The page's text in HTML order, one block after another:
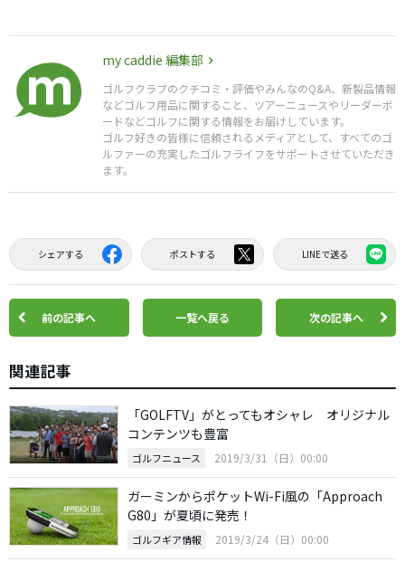
my caddie 編集部
ゴルフクラブのクチコミ・評価やみんなのQ&A、新製品情報
などゴルフ用品に関すること、ツアーニュースやリーダーボ
ードなどゴルフに関する情報をお届けしています。
ゴルフ好きの皆様に信頼されるメディアとして、すべてのゴ
ルファーの充実したゴルフライフをサポートさせていただき
ます。
シェアする ポストする LINEで送る
前の記事へ 一覧へ戻る 次の記事へ
関連記事
「GOLFTV」がとってもオシャレ オリジナル
コンテンツも豊富
ゴルフニュース 2019/3/31（日）00:00
ガーミンからポケットWi-Fi風の「Approach
G80」が夏頃に発売！
ゴルフギア情報 2019/3/24（日）00:00